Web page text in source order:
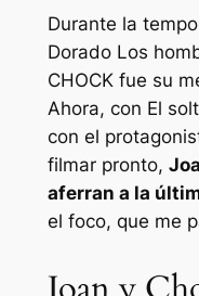
Durante la
DoradoLos
CHOCK fue su
Ahora, con El
con el
filmar pronto,
aferran a la
el foco, que me